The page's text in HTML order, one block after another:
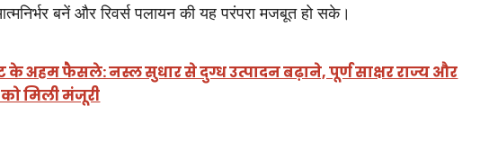
बनें और रिवर्स पलायन की यह परंपरा मजबूत हो सके।
के अहम फैसले: नस्ल सुधार से दुग्ध उत्पादन बढ़ाने, पूर्ण साक्षर राज्य और
को मिली मंजूरी